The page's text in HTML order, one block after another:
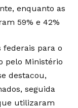
enquanto as
59% e 42%
federais para o
pelo Ministério
destacou,
seguida
utilizaram